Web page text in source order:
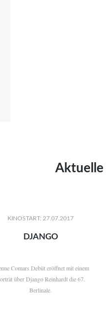
Aktuelle
KINOSTART: 27.07.2017
DJANGO
Comars Debüt eröffnet mit einem
über Django Reinhardt die 67.
Berlinale.